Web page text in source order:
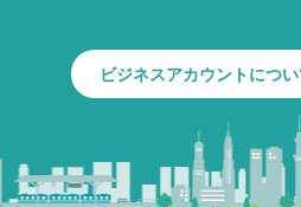
ビジネスアカウントにつ